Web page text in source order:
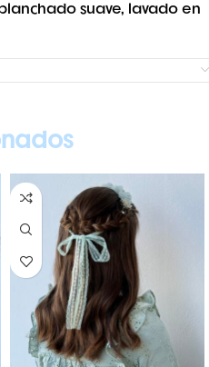
suave, lavado en